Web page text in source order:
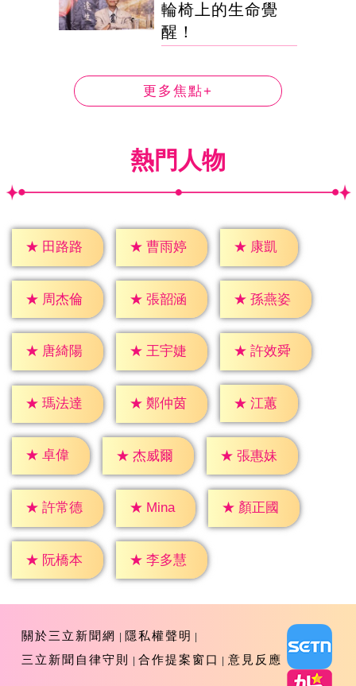
輪椅上的生命覺
醒！
更多焦點+
熱門人物
★ 田路路 ★ 曹雨婷 ★ 康凱
★ 周杰倫 ★ 張韶涵 ★ 孫燕姿
★ 唐綺陽 ★ 王宇婕 ★ 許效舜
★ 瑪法達 ★ 鄭仲茵 ★ 江蕙
★ 卓偉 ★ 杰威爾 ★ 張惠妹
★ 許常德 ★ Mina ★ 顏正國
★ 阮橋本 ★ 李多慧
關於三立新聞網
隱私權聲明
三立新聞自律守則
合作提案窗口 意見反應